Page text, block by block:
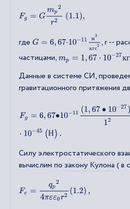
F
Gmp2r2 (1.1),
где
м
кгс
G=6 67 ⋅10−11м3кгс2, r --
частицами,
кг
mp =1, 67⋅10 − 27кг
Данные в системе СИ,
гравитационного притяжения
Н
−11 (1,67•10 −27)21
Силу электростатического
вычислим по закону Кулона ( в
Fe 4πε 2( 1.2